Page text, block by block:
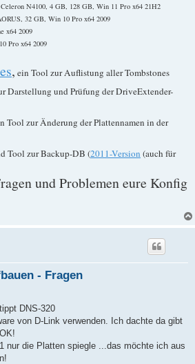
N4100, 4 GB, 128 GB, Win 11 Pro x64 21H2
32 GB, Win 10 Pro x64 2009
x64 2009
Pro x64 2009
, ein Tool zur Auflistung aller Tombstones
Darstellung und Prüfung der DriveExtender-
Tool zur Änderung der Plattennamen in der
Tool zur Backup-DB (2011-Version (auch für
und Problemen eure Konfig
- Fragen
DNS-320
von D-Link verwenden. Ich dachte da gibt
nur die Platten spiegle ...das möchte ich aus